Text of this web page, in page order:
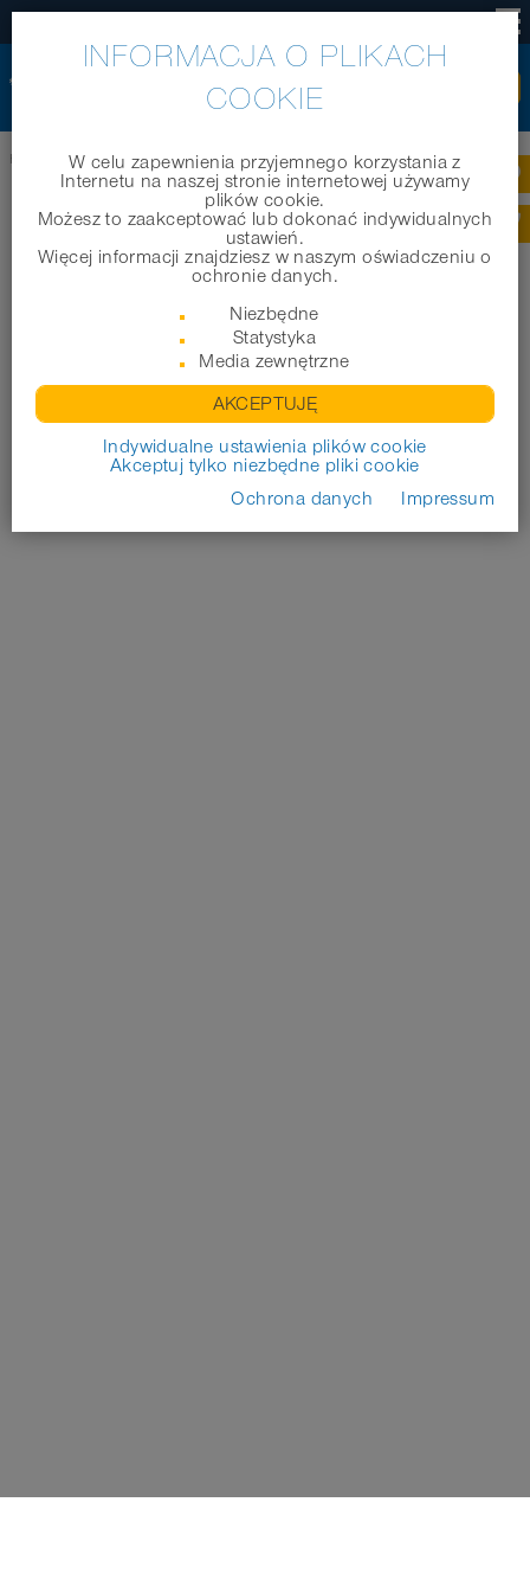
Home Firma|Wyróżnienia|NORRES Gruppe verzeichnet weiteren Erfolg
INFORMACJA O PLIKACH
COOKIE
W celu zapewnienia przyjemnego korzystania z
Internetu na naszej stronie internetowej używamy
plików cookie.
Możesz to zaakceptować lub dokonać indywidualnych
ustawień.
Więcej informacji znajdziesz w naszym oświadczeniu o
ochronie danych.
Niezbędne
Statystyka
Media zewnętrzne
AKCEPTUJĘ
Indywidualne ustawienia plików cookie
Akceptuj tylko niezbędne pliki cookie
Ochrona danych
Impressum